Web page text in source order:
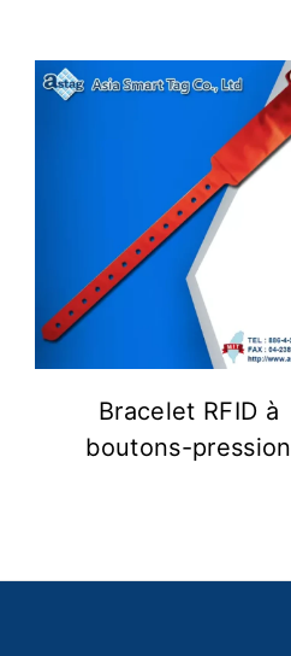
Bracelet RFID à
boutons-pression